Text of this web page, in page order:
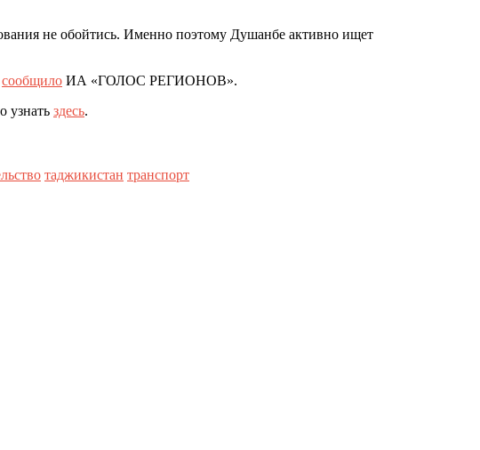
не обойтись. Именно поэтому Душанбе активно ищет
сообщило ИА «ГОЛОС РЕГИОНОВ».
узнать здесь.
таджикистан транспорт